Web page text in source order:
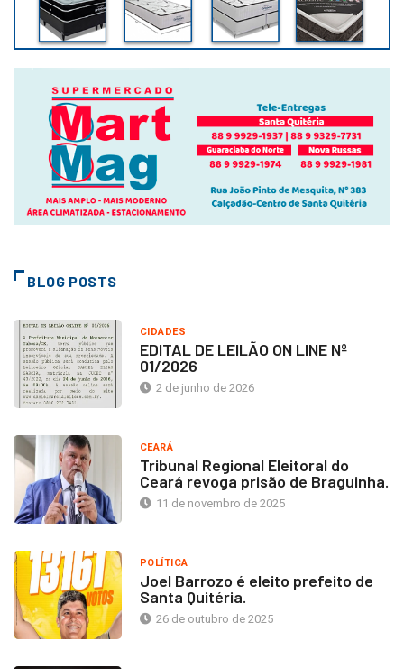
BLOG POSTS
CIDADES
EDITAL DE LEILÃO ON LINE Nº
01/2026
2 de junho de 2026
CEARÁ
Tribunal Regional Eleitoral do
Ceará revoga prisão de Braguinha.
11 de novembro de 2025
POLÍTICA
Joel Barrozo é eleito prefeito de
Santa Quitéria.
26 de outubro de 2025